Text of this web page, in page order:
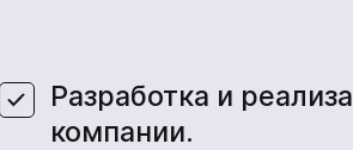
Разработка и
компании.